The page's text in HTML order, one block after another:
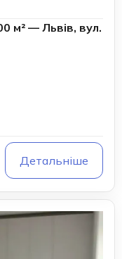
м² — Львів, вул.
Детальніше